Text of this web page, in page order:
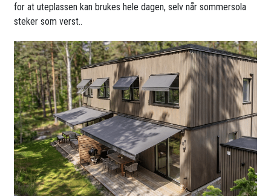
for at uteplassen kan brukes hele dagen, selv når sommersola
steker som verst..